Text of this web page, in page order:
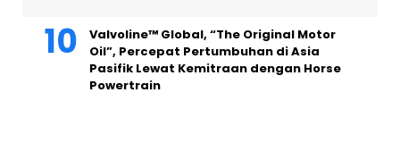
Valvoline™ Global, “The Original Motor
Oil”, Percepat Pertumbuhan di Asia
Pasifik Lewat Kemitraan dengan Horse
Powertrain